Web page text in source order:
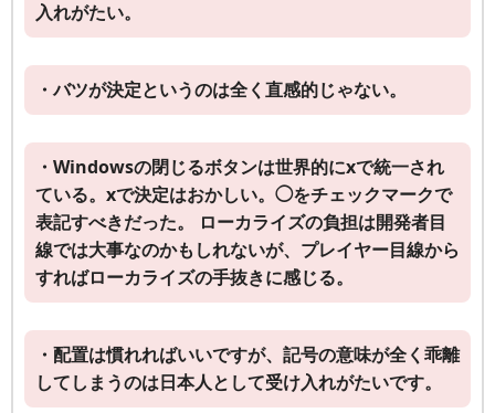
入れがたい。
・バツが決定というのは全く直感的じゃない。
・Windowsの閉じるボタンは世界的にxで統一され
ている。xで決定はおかしい。◯をチェックマークで
表記すべきだった。 ローカライズの負担は開発者目
線では大事なのかもしれないが、プレイヤー目線から
すればローカライズの手抜きに感じる。
・配置は慣れればいいですが、記号の意味が全く乖離
してしまうのは日本人として受け入れがたいです。